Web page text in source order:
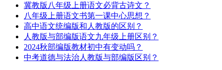
冀教版八年级上册语文必背古诗文？
八年级上册语文书第一课中心思想？
高中语文统编版和人教版的区别？
人教版与部编版语文九年级上册区别？
2024秋部编版教材初中有变动吗？
中考道德与法治人教版与部编版区别？